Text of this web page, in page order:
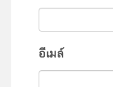
อีเมล์